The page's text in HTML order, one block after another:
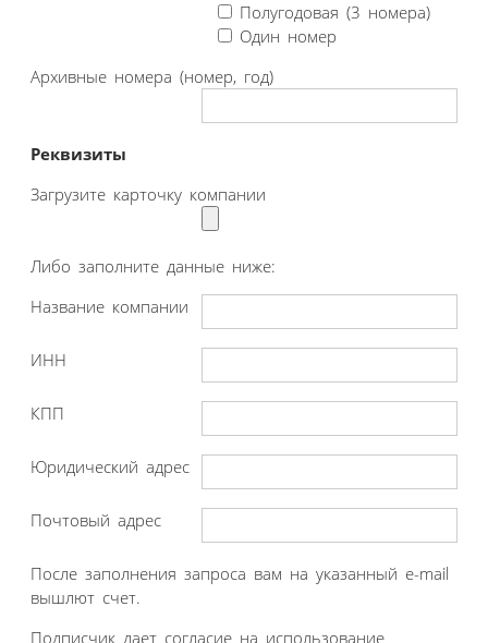
Полугодовая (3 номера)
Один номер
Архивные номера (номер, год)
Реквизиты
Загрузите карточку компании
Либо заполните данные ниже:
Название компании
ИНН
КПП
Юридический адрес
Почтовый адрес
После заполнения запроса вам на указанный e-mail
вышлют счет.
Подписчик дает согласие на использование